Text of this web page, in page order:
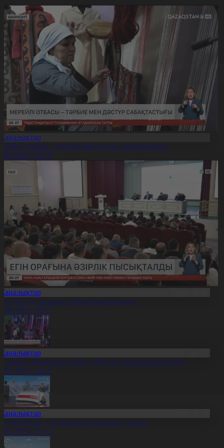
отбасы – тәрбие мен дәстүр сабақтастығы
20:19
да егін орағына әзірлік пысықталды
20:17
ойындары-2026»: 180 млн қаралым жиналды
20:15
– ақ жартасқа қашалған тарих
20:14